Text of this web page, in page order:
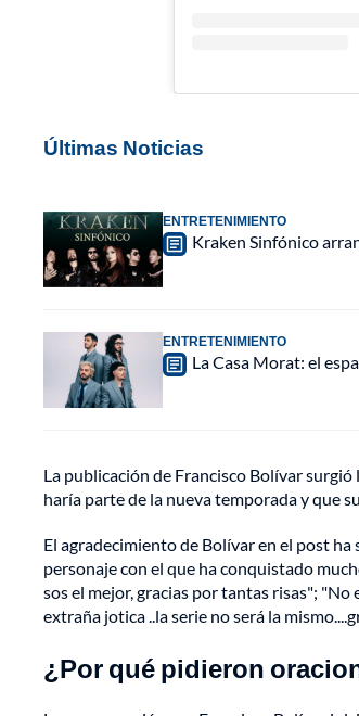
Últimas Noticias
ENTRETENIMIENTO
Kraken Sinfónico
ENTRETENIMIENTO
La Casa Morat: el
La publicación de Francisco Bolívar
haría parte de la nueva temporada y que
El agradecimiento de Bolívar en el post
personaje con el que ha conquistado
sos el mejor, gracias por tantas risas";
extraña jotica ..la serie no será la
¿Por qué pidieron